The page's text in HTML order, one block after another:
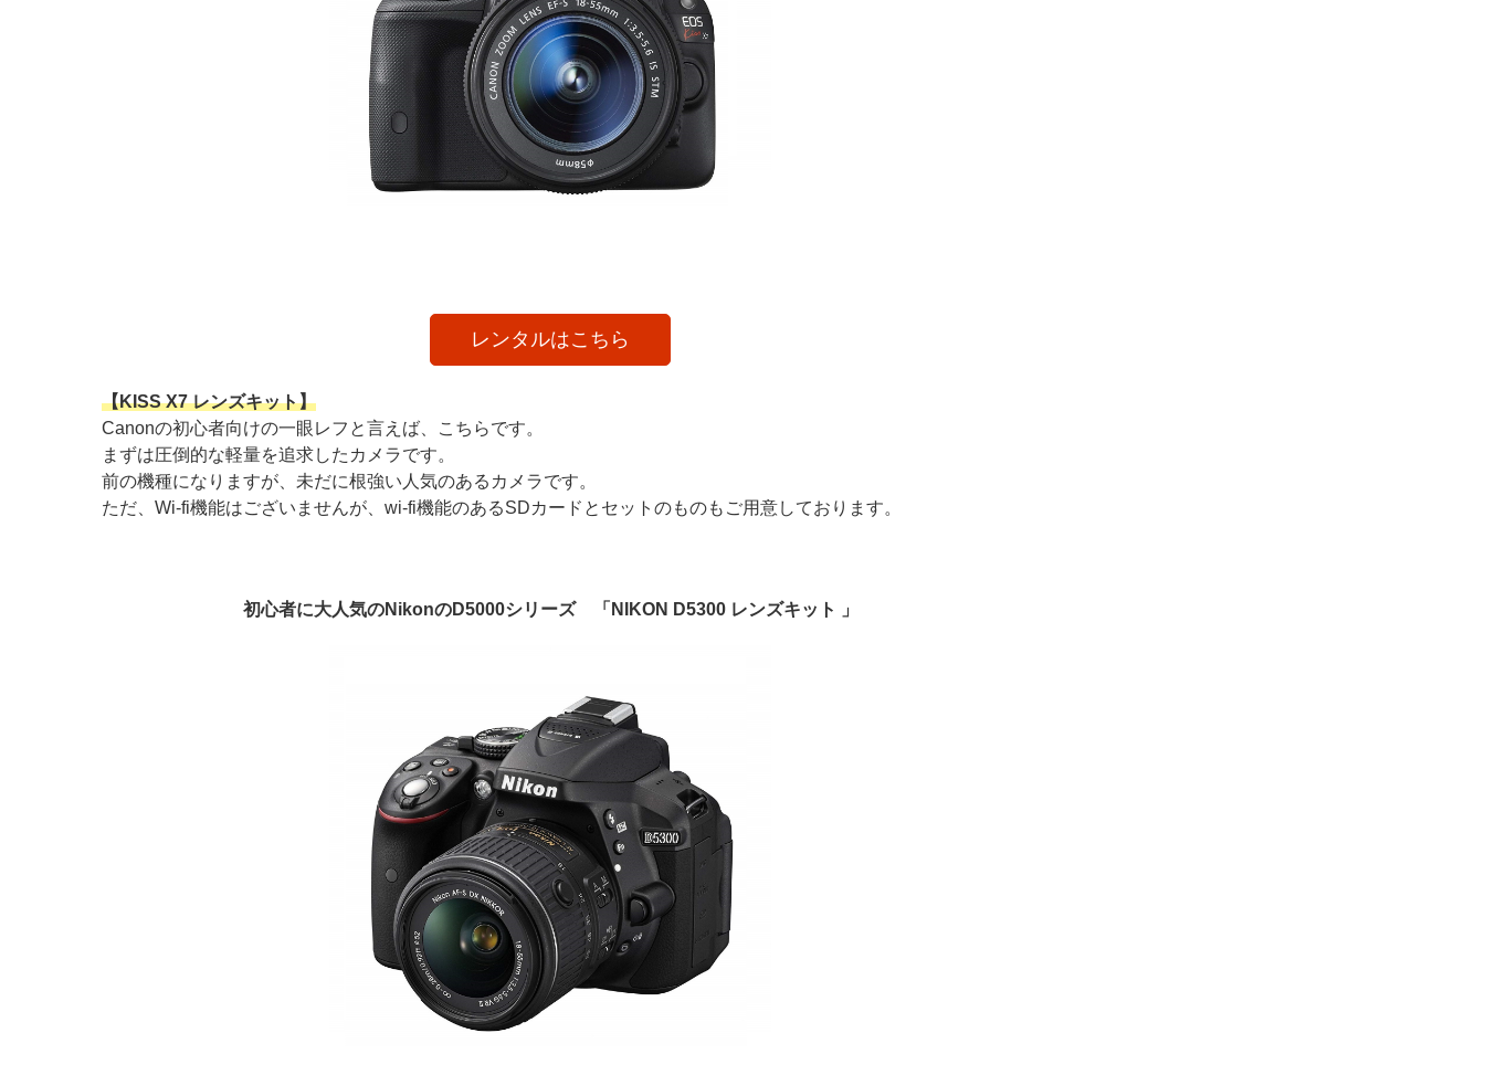
レンタルはこちら
【KISS X7 レンズキット】
Canonの初心者向けの一眼レフと言えば、こちらです。
まずは圧倒的な軽量を追求したカメラです。
前の機種になりますが、未だに根強い人気のあるカメラです。
ただ、Wi-fi機能はございませんが、wi-fi機能のあるSDカードとセットのものもご用意しております。
初心者に大人気のNikonのD5000シリーズ 「NIKON D5300 レンズキット 」